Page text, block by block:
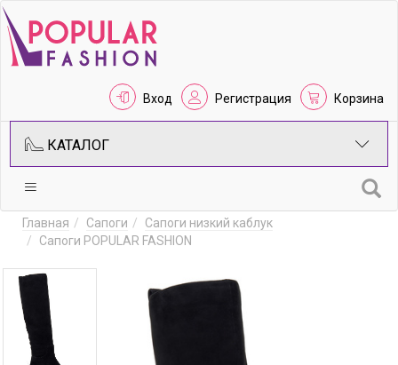
Вход Регистрация Корзина
КАТАЛОГ
Главная Сапоги
Сапоги низкий каблук
Сапоги POPULAR FASHION